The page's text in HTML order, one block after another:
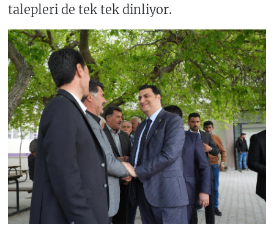
talepleri de tek tek dinliyor.